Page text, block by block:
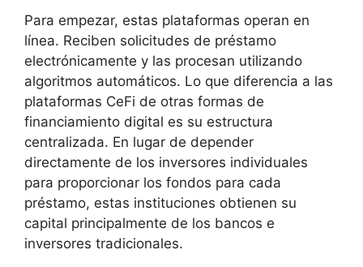
Para empezar, estas plataformas operan en
línea. Reciben solicitudes de préstamo
electrónicamente y las procesan utilizando
algoritmos automáticos. Lo que diferencia a las
plataformas CeFi de otras formas de
financiamiento digital es su estructura
centralizada. En lugar de depender
directamente de los inversores individuales
para proporcionar los fondos para cada
préstamo, estas instituciones obtienen su
capital principalmente de los bancos e
inversores tradicionales.